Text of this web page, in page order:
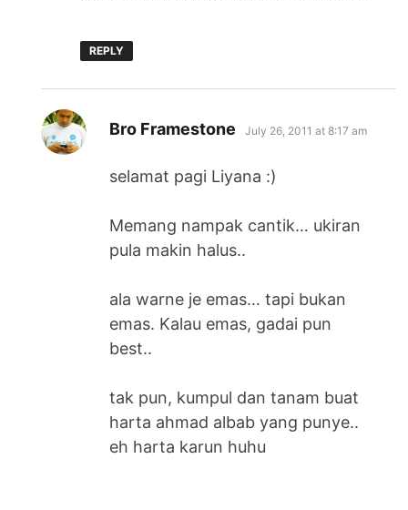
REPLY
Bro Framestone says:
July 26, 2011 at 8:17 am
selamat pagi Liyana :)
Memang nampak cantik… ukiran
pula makin halus..
ala warne je emas… tapi bukan
emas. Kalau emas, gadai pun
best..
tak pun, kumpul dan tanam buat
harta ahmad albab yang punye..
eh harta karun huhu